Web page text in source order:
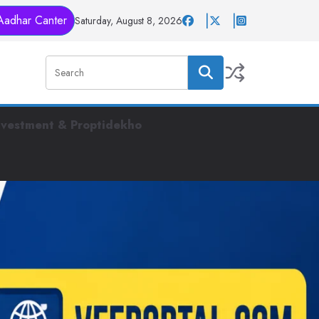
Canter Saturday, August 8, 2026
& Proptidekho